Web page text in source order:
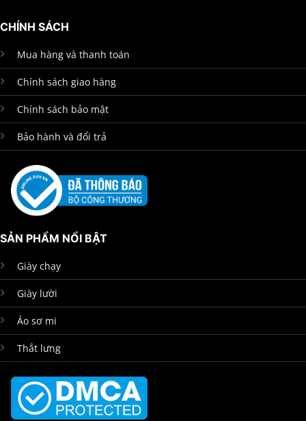
CHÍNH SÁCH
Mua hàng và thanh toán
Chính sách giao hàng
Chính sách bảo mật
Bảo hành và đổi trả
SẢN PHẨM NỔI BẬT
Giày chạy
Giày lười
Áo sơ mi
Thắt lưng